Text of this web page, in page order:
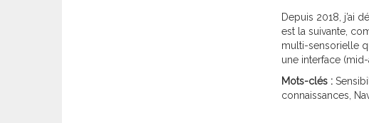
Depuis 2018, j’ai
est la suivante,
multi-sensorielle
une interface (mid-
Mots-clés :
connaissances,